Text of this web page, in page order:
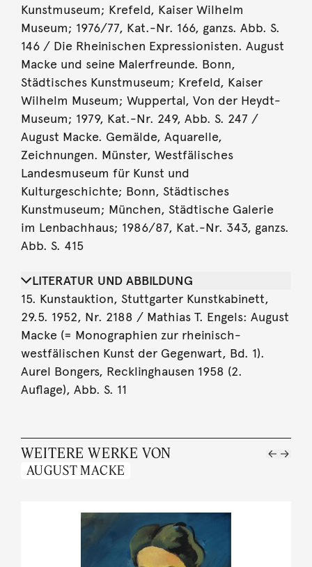
Kunstmuseum; Krefeld, Kaiser Wilhelm
Museum; 1976/77, Kat.-Nr. 166, ganzs. Abb. S.
146 / Die Rheinischen Expressionisten. August
Macke und seine Malerfreunde. Bonn,
Städtisches Kunstmuseum; Krefeld, Kaiser
Wilhelm Museum; Wuppertal, Von der Heydt-
Museum; 1979, Kat.-Nr. 249, Abb. S. 247 /
August Macke. Gemälde, Aquarelle,
Zeichnungen. Münster, Westfälisches
Landesmuseum für Kunst und
Kulturgeschichte; Bonn, Städtisches
Kunstmuseum; München, Städtische Galerie
im Lenbachhaus; 1986/87, Kat.-Nr. 343, ganzs.
Abb. S. 415
LITERATUR UND ABBILDUNG
15. Kunstauktion, Stuttgarter Kunstkabinett,
29.5. 1952, Nr. 2188 / Mathias T. Engels: August
Macke (= Monographien zur rheinisch-
westfälischen Kunst der Gegenwart, Bd. 1).
Aurel Bongers, Recklinghausen 1958 (2.
Auflage), Abb. S. 11
WEITERE WERKE VON
AUGUST MACKE